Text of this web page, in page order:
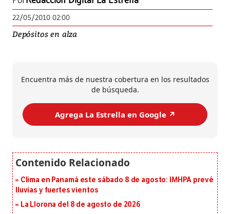
22/05/2010 02:00
Depósitos en alza
Encuentra más de nuestra cobertura en los resultados
de búsqueda.
Agrega La Estrella en Google ↗️
Clima en Panamá este sábado 8 de agosto: IMHPA prevé
lluvias y fuertes vientos
La Llorona del 8 de agosto de 2026